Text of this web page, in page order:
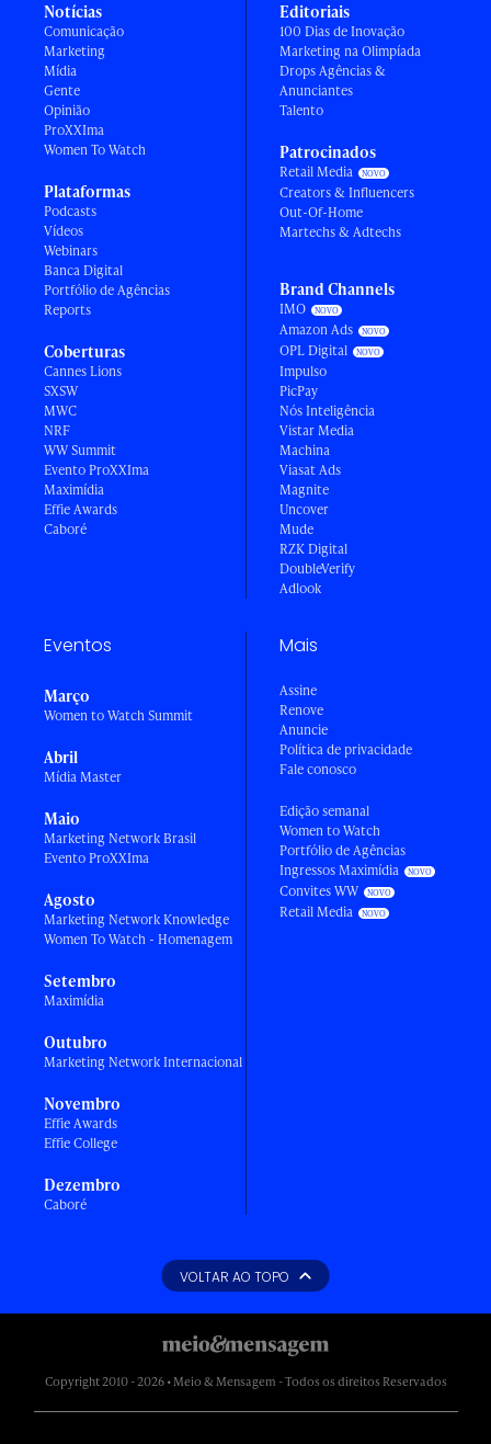
Notícias
Comunicação
Marketing
Mídia
Gente
Opinião
ProXXIma
Women To Watch
Plataformas
Podcasts
Vídeos
Webinars
Banca Digital
Portfólio de Agências
Reports
Coberturas
Cannes Lions
SXSW
MWC
NRF
WW Summit
Evento ProXXIma
Maximídia
Effie Awards
Caboré
Editoriais
100 Dias de Inovação
Marketing na Olimpíada
Drops Agências &
Anunciantes
Talento
Patrocinados
Retail Media
Creators & Influencers
Out-Of-Home
Martechs & Adtechs
Brand Channels
IMO
Amazon Ads
OPL Digital
Impulso
PicPay
Nós Inteligência
Vistar Media
Machina
Viasat Ads
Magnite
Uncover
Mude
RZK Digital
DoubleVerify
Adlook
Eventos
Março
Women to Watch Summit
Abril
Mídia Master
Maio
Marketing Network Brasil
Evento ProXXIma
Agosto
Marketing Network Knowledge
Women To Watch - Homenagem
Setembro
Maximídia
Outubro
Marketing Network Internacional
Novembro
Effie Awards
Effie College
Dezembro
Caboré
Mais
Assine
Renove
Anuncie
Política de privacidade
Fale conosco
Edição semanal
Women to Watch
Portfólio de Agências
Ingressos Maximídia
Convites WW
Retail Media
VOLTAR AO TOPO
Copyright 2010 - 2026 • Meio & Mensagem - Todos os direitos Reservados